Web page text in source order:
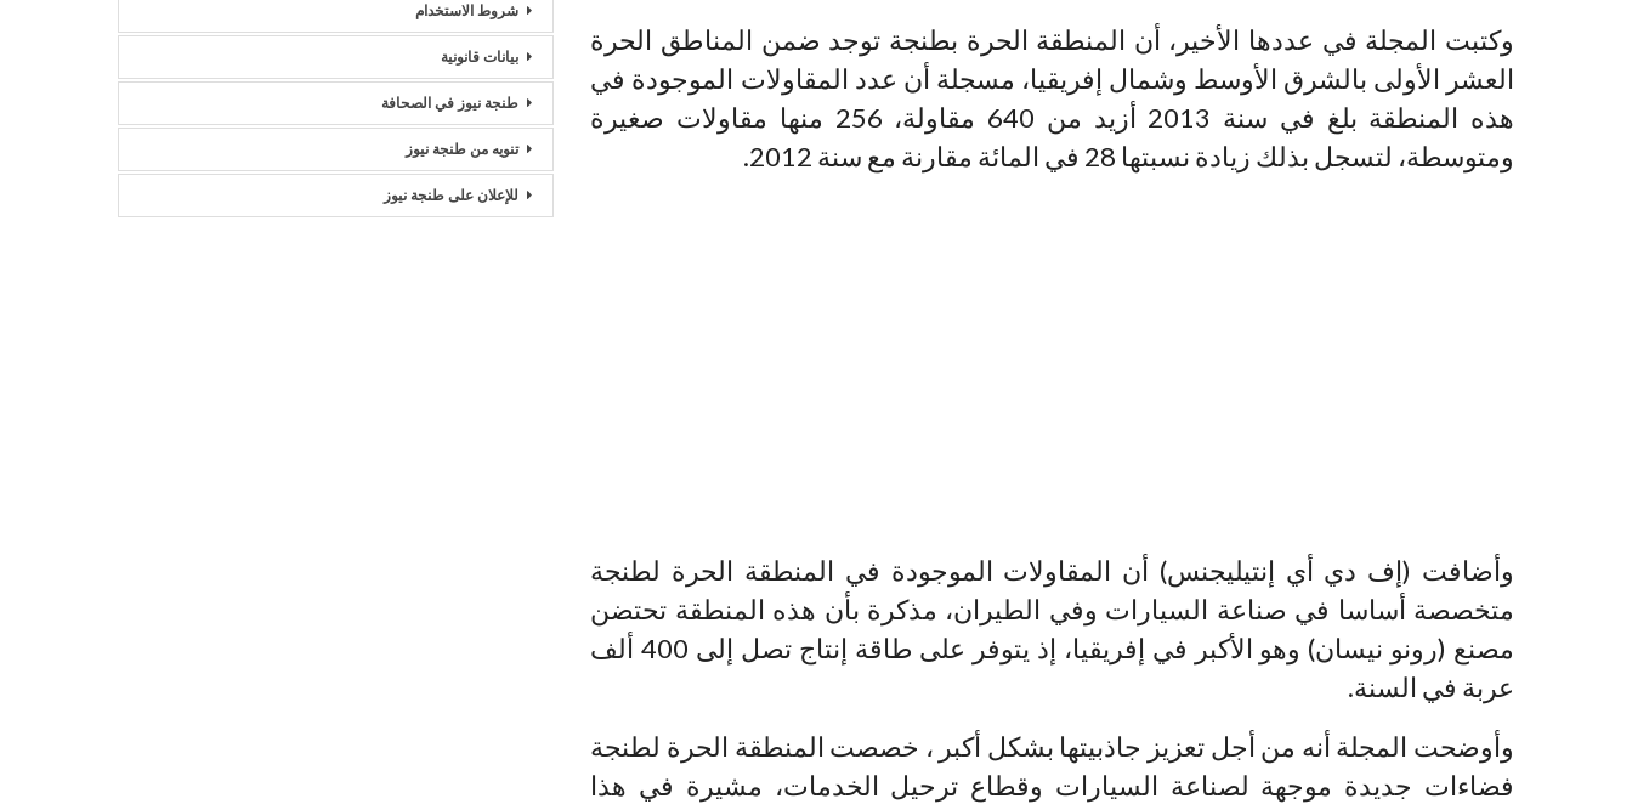
وكتبت المجلة في عددها الأخير، أن المنطقة الحرة بطنجة توجد ضمن المناطق الحرة
العشر الأولى بالشرق الأوسط وشمال إفريقيا، مسجلة أن عدد المقاولات الموجودة في
هذه المنطقة بلغ في سنة 2013 أزيد من 640 مقاولة، 256 منها مقاولات صغيرة
ومتوسطة، لتسجل بذلك زيادة نسبتها 28 في المائة مقارنة مع سنة 2012.
وأضافت (إف دي أي إنتيليجنس) أن المقاولات الموجودة في المنطقة الحرة لطنجة
متخصصة أساسا في صناعة السيارات وفي الطيران، مذكرة بأن هذه المنطقة تحتضن
مصنع (رونو نيسان) وهو الأكبر في إفريقيا، إذ يتوفر على طاقة إنتاج تصل إلى 400 ألف
عربة في السنة.
وأوضحت المجلة أنه من أجل تعزيز جاذبيتها بشكل أكبر ، خصصت المنطقة الحرة لطنجة
فضاءات جديدة موجهة لصناعة السيارات وقطاع ترحيل الخدمات، مشيرة في هذا
شروط الاستخدام
بيانات قانونية
طنجة نيوز في الصحافة
تنويه من طنجة نيوز
للإعلان على طنجة نيوز